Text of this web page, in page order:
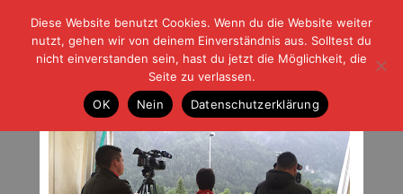
| | |BLOG-GFußball und der Rest
HOME|REGELN|IMPRESSUM |DATENSCHUTZ
„Zurzeit nix dran“
Samstag, 06.08.16 | 09:31 Uhr
Diese Website benutzt Cookies. Wenn du die Website weiter
nutzt, gehen wir von deinem Einverständnis aus. Solltest du
nicht einverstanden sein, hast du jetzt die Möglichkeit, die
Seite zu verlassen.
OK
Nein Datenschutzerklärung